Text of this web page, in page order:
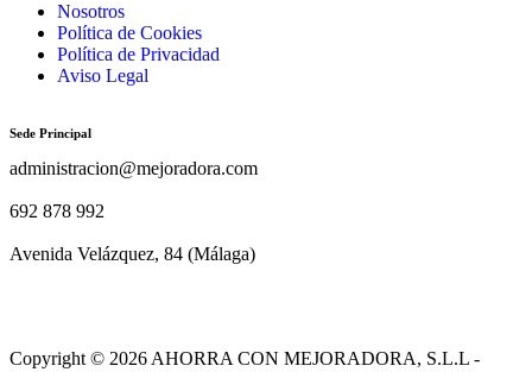
Nosotros
Política de Cookies
Política de Privacidad
Aviso Legal
Sede Principal
administracion@mejoradora.com
692 878 992
Avenida Velázquez, 84 (Málaga)
Copyright © 2026 AHORRA CON MEJORADORA, S.L.L -